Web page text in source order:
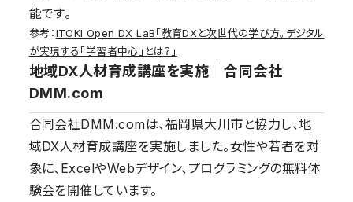
能です。
参考：ITOKI Open DX LaB「教育DXと次世代の学び方。デジタル
が実現する「学習者中心」とは？」
地域DX人材育成講座を実施｜合同会社
DMM.com
合同会社DMM.comは、福岡県大川市と協力し、地
域DX人材育成講座を実施しました。女性や若者を対
象に、ExcelやWebデザイン、プログラミングの無料体
験会を開催しています。